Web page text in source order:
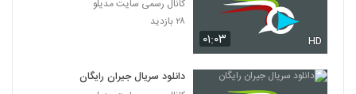
دانلود فیلم بیتابی بیتا
۵,۸۵۷ بازدید
دانلود فیلم سیانور با لینک مستقیم و کیفیت
۰۱:۰۳ HD
کانال رسمی سایت مدیلو
۲۸ بازدید
دانلود سریال جیران رایگان